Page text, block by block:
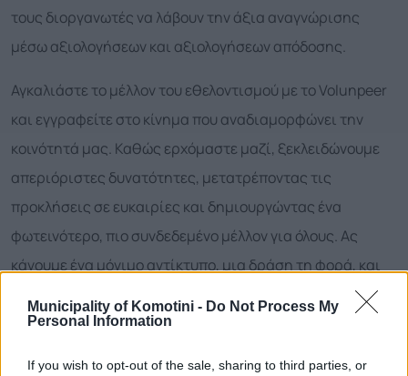
Municipality of Komotini - Do Not Process My
Personal Information
If you wish to opt-out of the sale, sharing to third parties, or
τους διοργανωτές να λάβουν την άξια αναγνώρισης
μέσω αξιολογήσεων και αξιολογήσεων απόδοσης.
Αγκαλιάστε το μέλλον του εθελοντισμού με το Volunpeer
και εγγραφείτε στο κίνημα που αναδιαμορφώνει την
κοινότητά μας. Καθώς ερχόμαστε μαζί, ξεκλειδώνουμε
απεριόριστες δυνατότητες, μετατρέποντας τις
προκλήσεις σε ευκαιρίες και δημιουργώντας ένα
φωτεινότερο, πιο συνδεδεμένο μέλλον για όλους. Ας
κάνουμε ένα μόνιμο αντίκτυπο, μια δράση τη φορά, και
ας χτίσουμε μια κληρονομιά αλληλεγγύης και προόδου.
Ανακαλύψτε τη δύναμη του Volunpeer σήμερα και γίνετε